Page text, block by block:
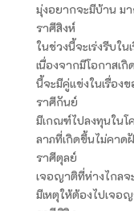
มุ่งอยากจะมีบ้าน ม
ราศีสิงห์
ในช่วงนี้จะเร่งรีบใ
เนื่องจากมีโอกาสเ
นี้จะมีคู่แข่งในเรื่อง
ราศีกันย์
มีเกณฑ์ไปลงทุนในโ
ลาภที่เกิดขึ้นไม่คาด
ราศีตุลย์
เจอญาติที่ห่างไกล
มีเหตุให้ต้องไปเจอ